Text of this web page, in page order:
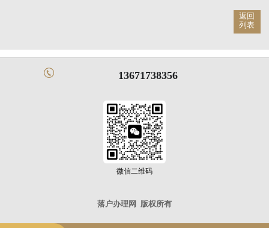
返回
列表
13671738356
微信二维码
落户办理网 版权所有